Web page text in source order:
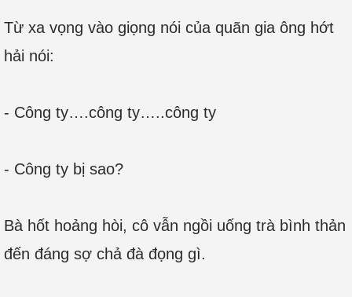
Từ xa vọng vào giọng nói của quãn gia ông hớt
hải nói:
- Công ty….công ty…..công ty
- Công ty bị sao?
Bà hốt hoảng hòi, cô vẫn ngồi uống trà bình thản
đến đáng sợ chả đà đọng gì.